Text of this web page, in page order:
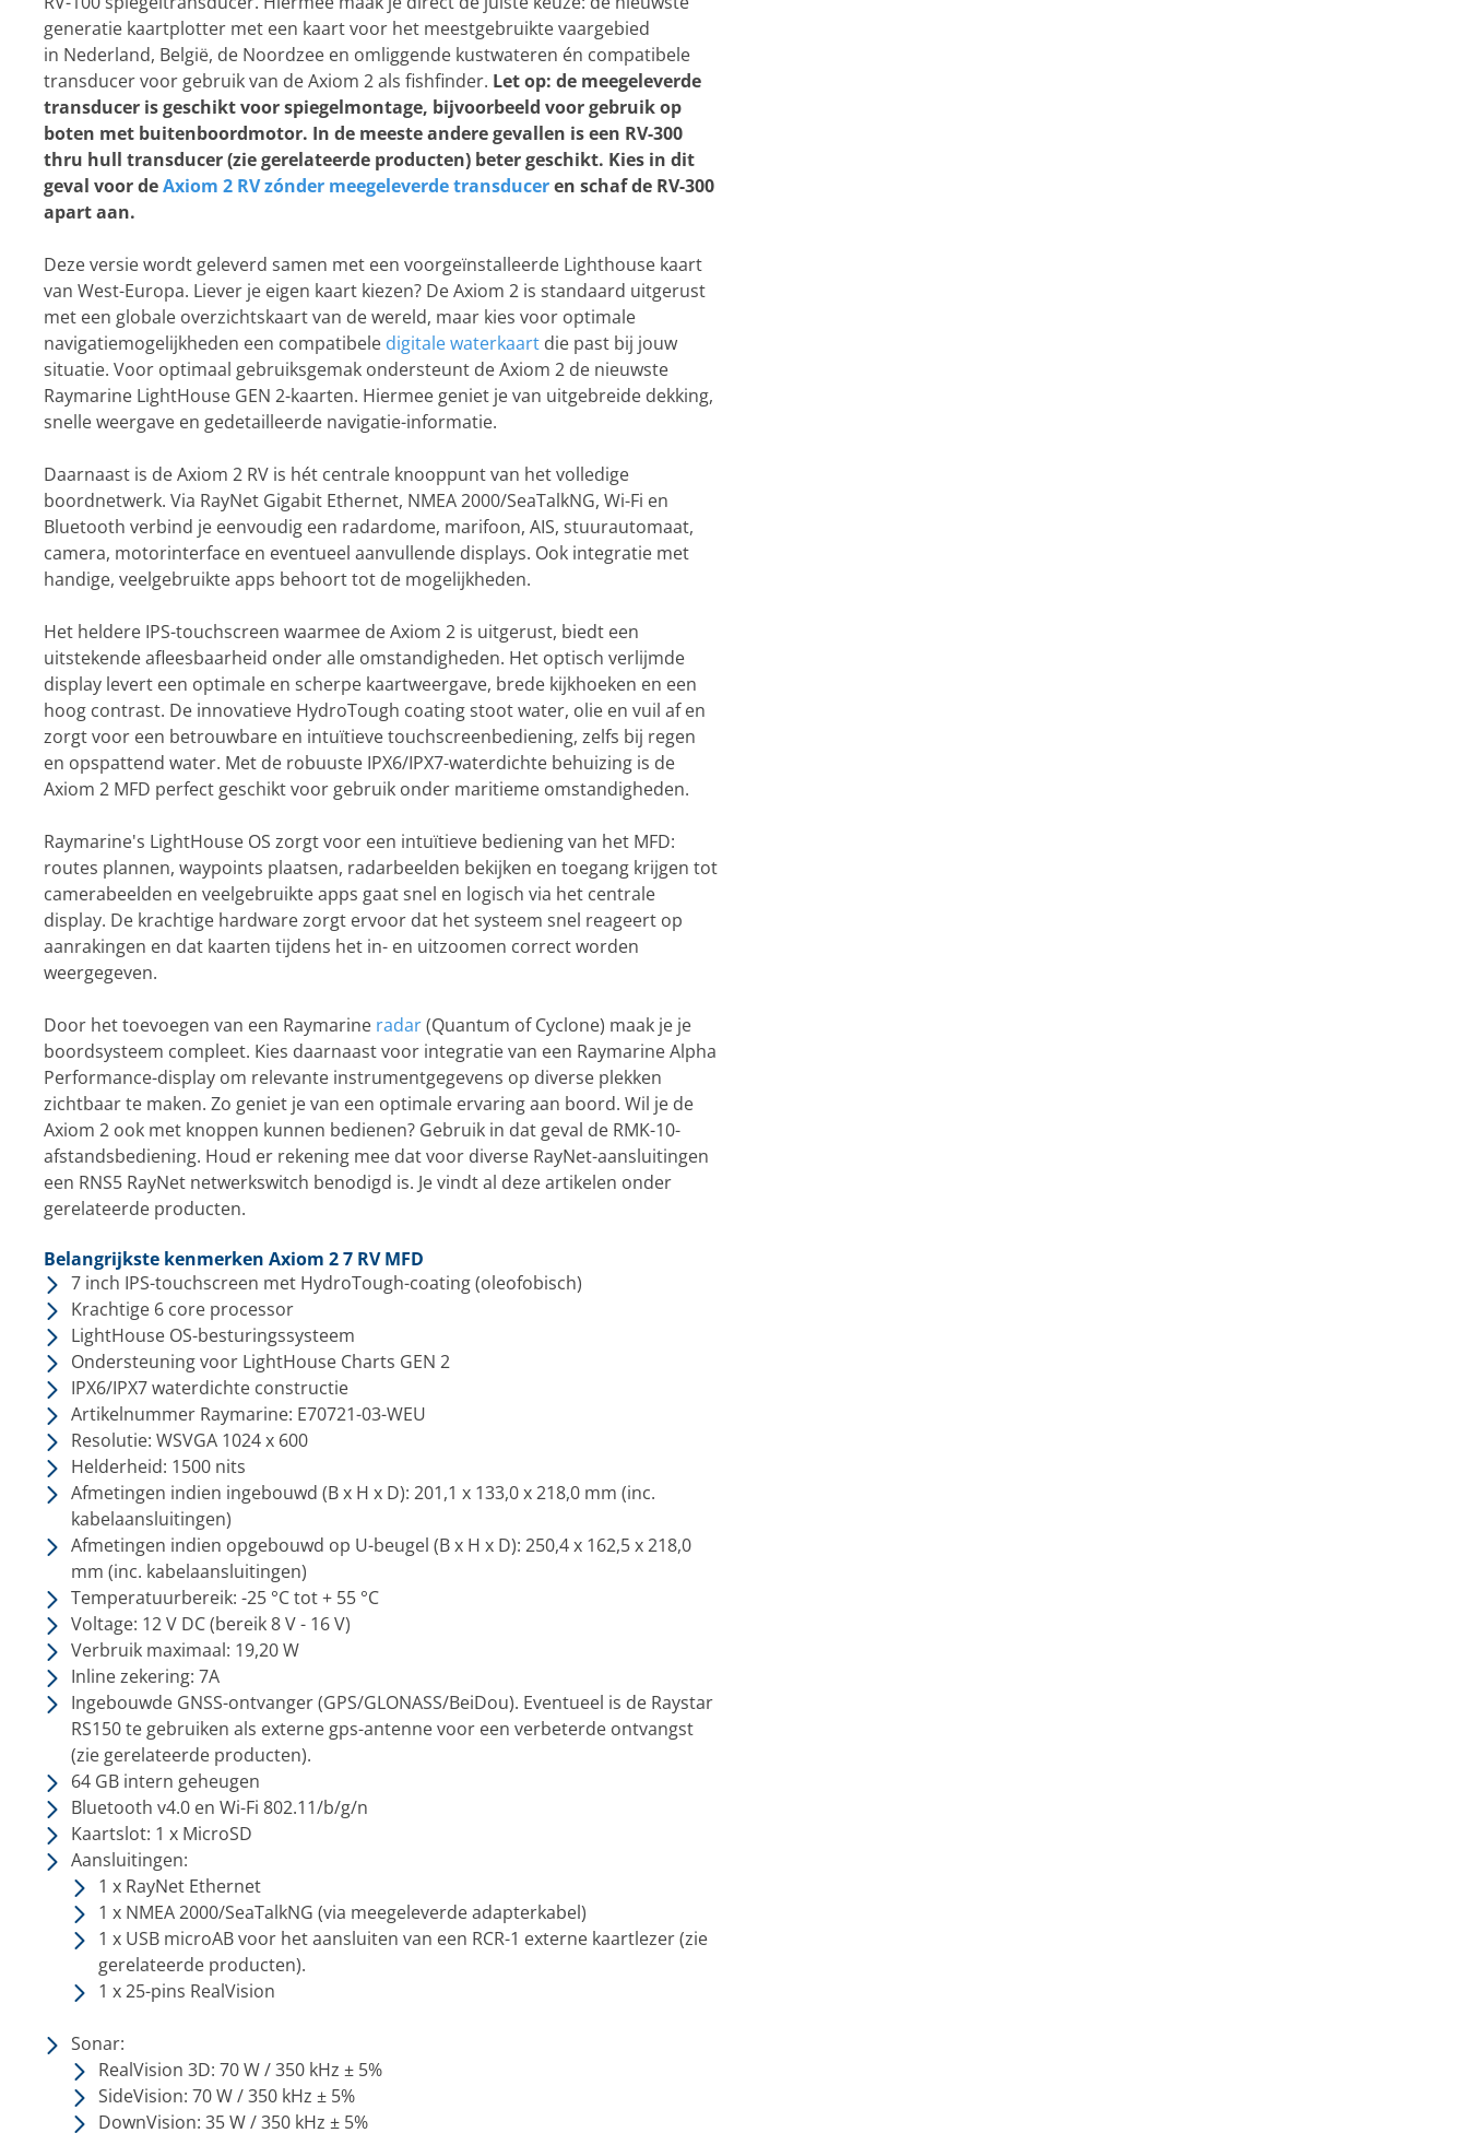
generatie kaartplotter met een kaart voor het meestgebruikte vaargebied
in Nederland, België, de Noordzee en omliggende kustwateren én compatibele
transducer voor gebruik van de Axiom 2 als fishfinder. Let op: de meegeleverde
transducer is geschikt voor spiegelmontage, bijvoorbeeld voor gebruik op
boten met buitenboordmotor. In de meeste andere gevallen is een RV-300
thru hull transducer (zie gerelateerde producten) beter geschikt. Kies in dit
geval voor deAxiom 2 RV zónder meegeleverde transduceren schaf de RV-300
apart aan.
Deze versie wordt geleverd samen met een voorgeïnstalleerde Lighthouse kaart
van West-Europa. Liever je eigen kaart kiezen? De Axiom 2 is standaard uitgerust
met een globale overzichtskaart van de wereld, maar kies voor optimale
navigatiemogelijkheden een compatibele digitale waterkaartdie past bij jouw
situatie. Voor optimaal gebruiksgemak ondersteunt de Axiom 2 de nieuwste
Raymarine LightHouse GEN 2-kaarten. Hiermee geniet je van uitgebreide dekking,
snelle weergave en gedetailleerde navigatie-informatie.
Daarnaast is de Axiom 2 RV is hét centrale knooppunt van het volledige
boordnetwerk. Via RayNet Gigabit Ethernet, NMEA 2000/SeaTalkNG, Wi-Fi en
Bluetooth verbind je eenvoudig een radardome, marifoon, AIS, stuurautomaat,
camera, motorinterface en eventueel aanvullende displays. Ook integratie met
handige, veelgebruikte apps behoort tot de mogelijkheden.
Het heldere IPS-touchscreen waarmee de Axiom 2 is uitgerust, biedt een
uitstekende afleesbaarheid onder alle omstandigheden. Het optisch verlijmde
display levert een optimale en scherpe kaartweergave, brede kijkhoeken en een
hoog contrast. De innovatieve HydroTough coating stoot water, olie en vuil af en
zorgt voor een betrouwbare en intuïtieve touchscreenbediening, zelfs bij regen
en opspattend water. Met de robuuste IPX6/IPX7-waterdichte behuizing is de
Axiom 2 MFD perfect geschikt voor gebruik onder maritieme omstandigheden.
Raymarine's LightHouse OS zorgt voor een intuïtieve bediening van het MFD:
routes plannen, waypoints plaatsen, radarbeelden bekijken en toegang krijgen tot
camerabeelden en veelgebruikte apps gaat snel en logisch via het centrale
display. De krachtige hardware zorgt ervoor dat het systeem snel reageert op
aanrakingen en dat kaarten tijdens het in- en uitzoomen correct worden
weergegeven.
Door het toevoegen van een Raymarine radar(Quantum of Cyclone) maak je je
boordsysteem compleet. Kies daarnaast voor integratie van een Raymarine Alpha
Performance-display om relevante instrumentgegevens op diverse plekken
zichtbaar te maken. Zo geniet je van een optimale ervaring aan boord. Wil je de
Axiom 2 ook met knoppen kunnen bedienen? Gebruik in dat geval de RMK-10-
afstandsbediening. Houd er rekening mee dat voor diverse RayNet-aansluitingen
een RNS5 RayNet netwerkswitch benodigd is. Je vindt al deze artikelen onder
gerelateerde producten.
Belangrijkste kenmerken Axiom 2 7 RV MFD
7 inch IPS-touchscreen met HydroTough-coating (oleofobisch)
Krachtige 6 core processor
LightHouse OS-besturingssysteem
Ondersteuning voor LightHouse Charts GEN 2
IPX6/IPX7 waterdichte constructie
Artikelnummer Raymarine: E70721-03-WEU
Resolutie: WSVGA 1024 x 600
Helderheid: 1500 nits
Afmetingen indien ingebouwd (B x H x D): 201,1 x 133,0 x 218,0 mm (inc.
kabelaansluitingen)
Afmetingen indien opgebouwd op U-beugel (B x H x D): 250,4 x 162,5 x 218,0
mm (inc. kabelaansluitingen)
Temperatuurbereik: -25 °C tot + 55 °C
Voltage: 12 V DC (bereik 8 V - 16 V)
Verbruik maximaal: 19,20 W
Inline zekering: 7A
Ingebouwde GNSS-ontvanger (GPS/GLONASS/BeiDou). Eventueel is de Raystar
RS150 te gebruiken als externe gps-antenne voor een verbeterde ontvangst
(zie gerelateerde producten).
64 GB intern geheugen
Bluetooth v4.0 en Wi-Fi 802.11/b/g/n
Kaartslot: 1 x MicroSD
Aansluitingen:
1 x RayNet Ethernet
1 x NMEA 2000/SeaTalkNG (via meegeleverde adapterkabel)
1 x USB microAB voor het aansluiten van een RCR-1 externe kaartlezer (zie
gerelateerde producten).
1 x 25-pins RealVision
Sonar:
RealVision 3D: 70 W / 350 kHz ± 5%
SideVision: 70 W / 350 kHz ± 5%
DownVision: 35 W / 350 kHz ± 5%